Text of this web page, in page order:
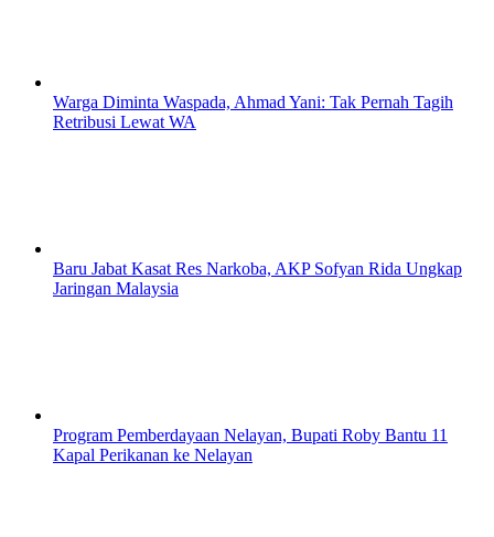
Warga Diminta Waspada, Ahmad Yani: Tak Pernah Tagih
Retribusi Lewat WA
Baru Jabat Kasat Res Narkoba, AKP Sofyan Rida Ungkap
Jaringan Malaysia
Program Pemberdayaan Nelayan, Bupati Roby Bantu 11
Kapal Perikanan ke Nelayan